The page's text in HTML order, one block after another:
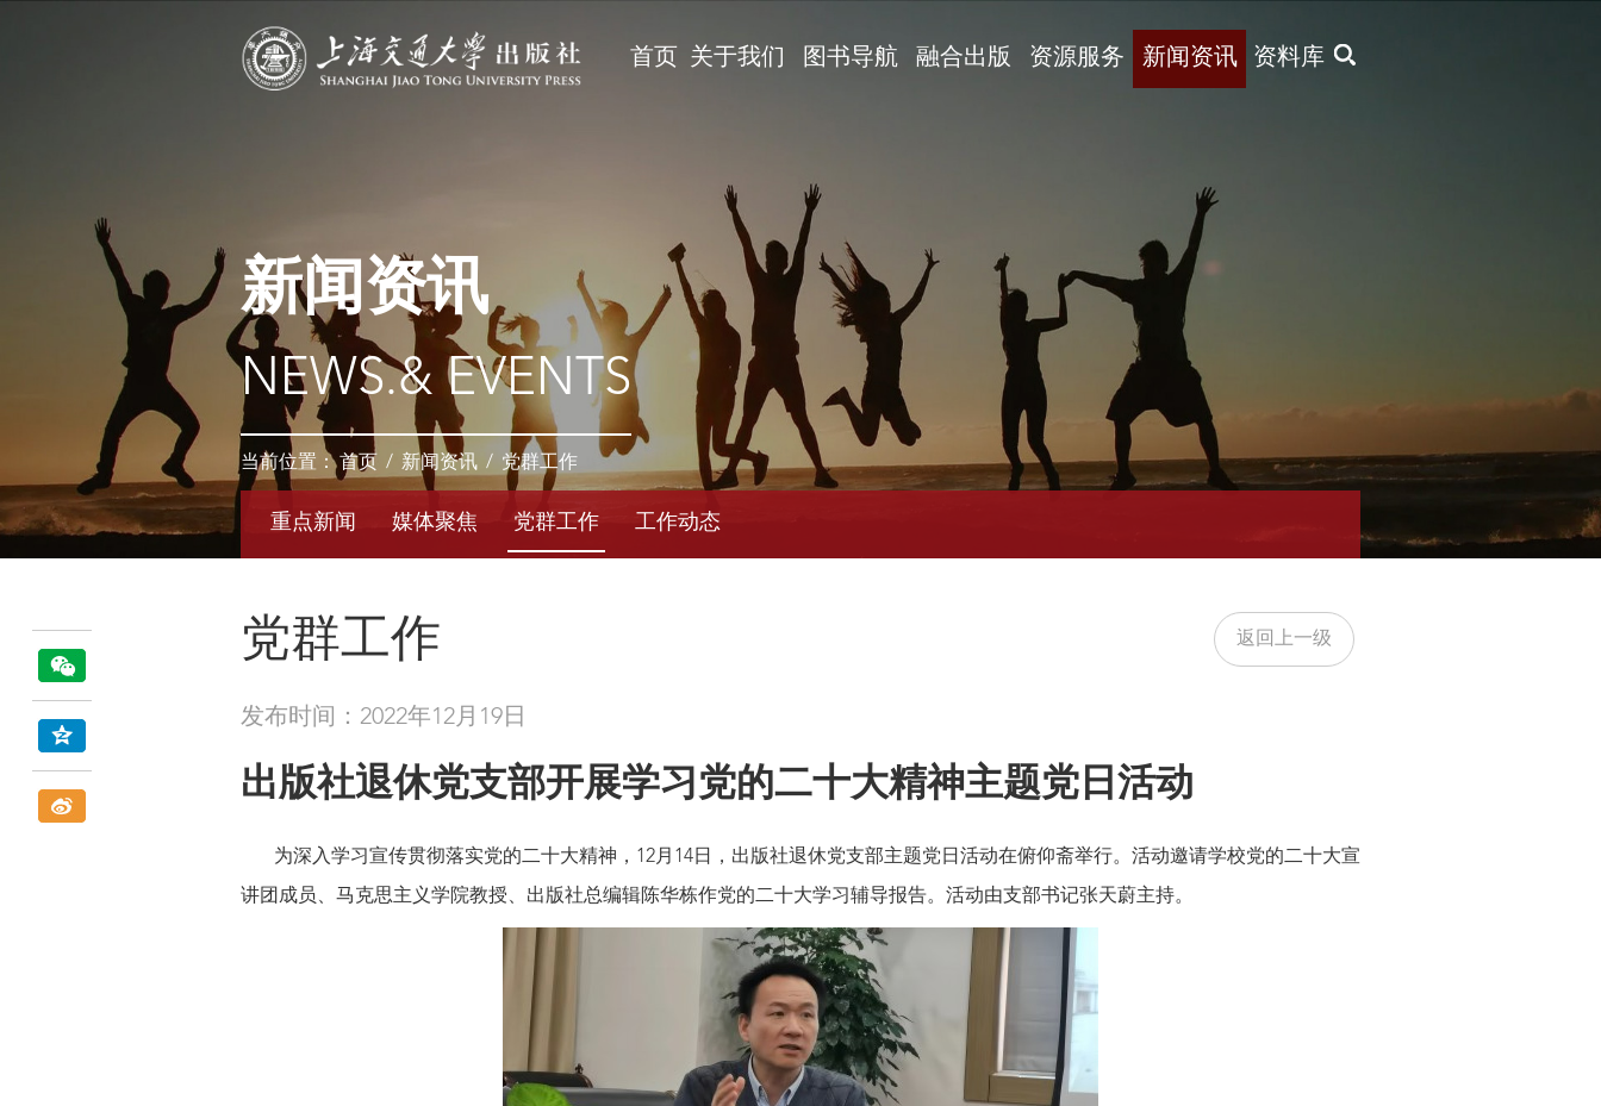
X
首页 关于我们 图书导航 融合出版 资源服务 新闻资讯 资料库
新闻资讯
NEWS.& EVENTS
当前位置：首页 / 新闻资讯 / 党群工作
重点新闻 媒体聚焦 党群工作 工作动态
党群工作 返回上一级
发布时间：2022年12月19日
出版社退休党支部开展学习党的二十大精神主题党日活动
为深入学习宣传贯彻落实党的二十大精神，12月14日，出版社退休党支部主题党日活动在俯仰斋举行。活动邀请学校党的二十大宣
讲团成员、马克思主义学院教授、出版社总编辑陈华栋作党的二十大学习辅导报告。活动由支部书记张天蔚主持。